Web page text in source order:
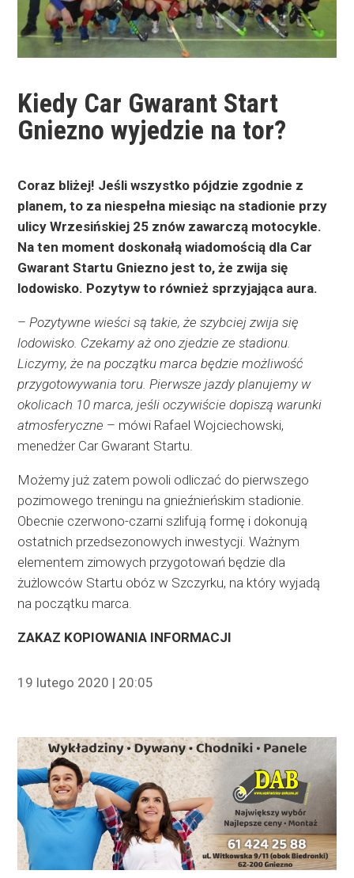
Kiedy Car Gwarant Start
Gniezno wyjedzie na tor?
Coraz bliżej! Jeśli wszystko pójdzie zgodnie z
planem, to za niespełna miesiąc na stadionie przy
ulicy Wrzesińskiej 25 znów zawarczą motocykle.
Na ten moment doskonałą wiadomością dla Car
Gwarant Startu Gniezno jest to, że zwija się
lodowisko. Pozytyw to również sprzyjająca aura.
–Pozytywne wieści są takie, że szybciej zwija się
lodowisko. Czekamy aż ono zjedzie ze stadionu.
Liczymy, że na początku marca będzie możliwość
przygotowywania toru. Pierwsze jazdy planujemy w
okolicach 10 marca, jeśli oczywiście dopiszą warunki
atmosferyczne – mówi Rafael Wojciechowski,
menedżer Car Gwarant Startu.
Możemy już zatem powoli odliczać do pierwszego
pozimowego treningu na gnieźnieńskim stadionie.
Obecnie czerwono-czarni szlifują formę i dokonują
ostatnich przedsezonowych inwestycji. Ważnym
elementem zimowych przygotowań będzie dla
żużlowców Startu obóz w Szczyrku, na który wyjadą
na początku marca.
ZAKAZ KOPIOWANIA INFORMACJI
19 lutego 2020 | 20:05